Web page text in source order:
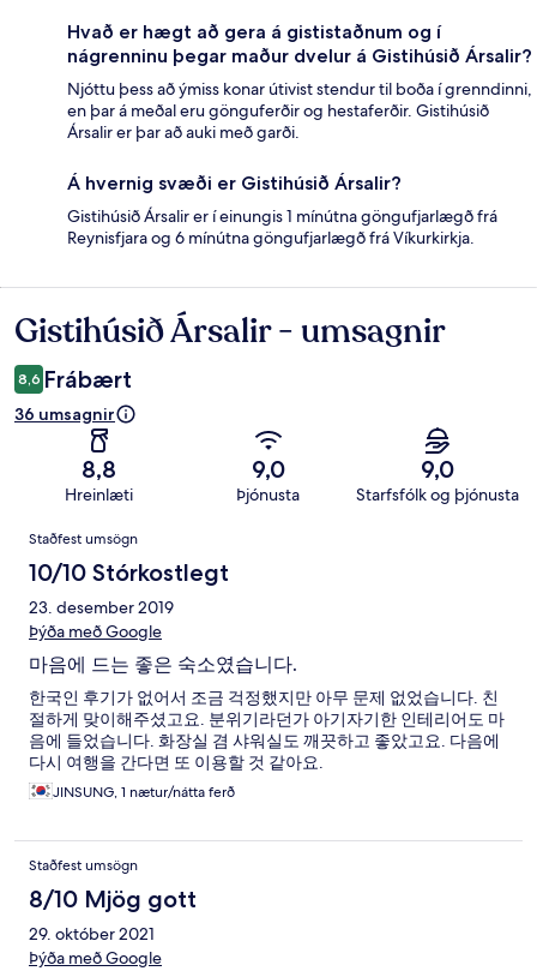
Hvað er hægt að gera á gististaðnum og í
nágrenninu þegar maður dvelur á Gistihúsið Ársalir?
Njóttu þess að ýmiss konar útivist stendur til boða í grenndinni,
en þar á meðal eru gönguferðir og hestaferðir. Gistihúsið
Ársalir er þar að auki með garði.
Á hvernig svæði er Gistihúsið Ársalir?
Gistihúsið Ársalir er í einungis 1 mínútna göngufjarlægð frá
Reynisfjara og 6 mínútna göngufjarlægð frá Víkurkirkja.
Umsagnir
Gistihúsið Ársalir - umsagnir
8,6 Frábært
36 umsagnir
8,8
Hreinlæti
9,0
Þjónusta
9,0
Starfsfólk og þjónusta
Umsagnir
Staðfest umsögn
10/10 Stórkostlegt
23. desember 2019
Þýða með Google
마음에 드는 좋은 숙소였습니다.
한국인 후기가 없어서 조금 걱정했지만 아무 문제 없었습니다. 친
절하게 맞이해주셨고요. 분위기라던가 아기자기한 인테리어도 마
음에 들었습니다. 화장실 겸 샤워실도 깨끗하고 좋았고요. 다음에
다시 여행을 간다면 또 이용할 것 같아요.
JINSUNG, 1 nætur/nátta ferð
Staðfest umsögn
8/10 Mjög gott
29. október 2021
Þýða með Google